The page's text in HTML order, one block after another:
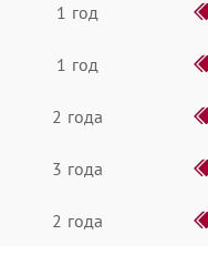
1 год
1 год
2 года
3 года
2 года